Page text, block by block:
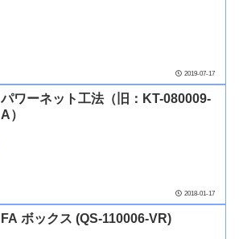
2019-07-17
パワーネット工法（旧：KT-080009-
A）
2018-01-17
FA ボックス (QS-110006-VR)